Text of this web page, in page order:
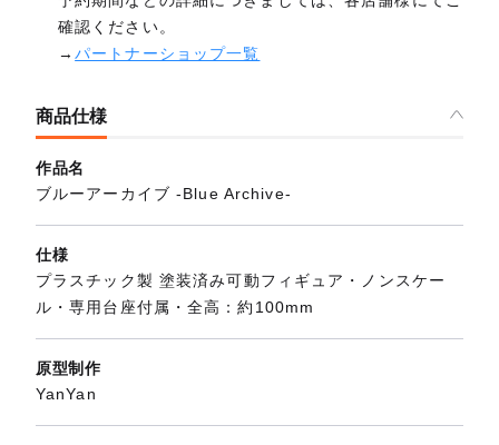
確認ください。
→パートナーショップ一覧
商品仕様
作品名
ブルーアーカイブ -Blue Archive-
仕様
プラスチック製 塗装済み可動フィギュア・ノンスケー
ル・専用台座付属・全高：約100mm
原型制作
YanYan